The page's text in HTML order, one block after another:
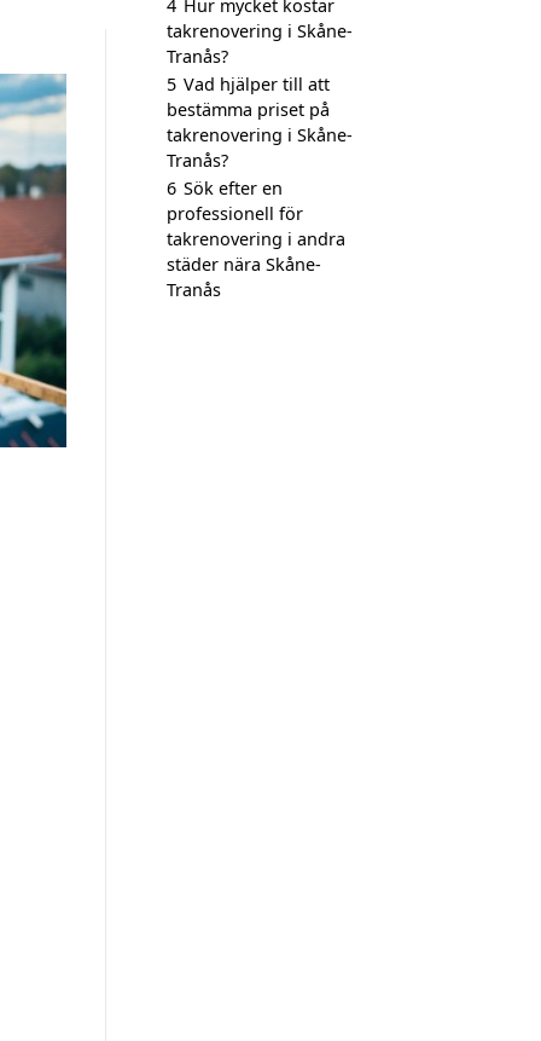
4 Hur mycket kostar
takrenovering i Skåne-
Tranås?
5 Vad hjälper till att
bestämma priset på
takrenovering i Skåne-
Tranås?
6 Sök efter en
professionell för
takrenovering i andra
städer nära Skåne-
Tranås